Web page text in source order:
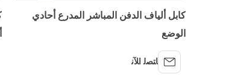
كابل ألياف الدفن المباشر المدرع أحادي
الوضع
ﺎﺘﺼﻟ ﺍﻶﻧ